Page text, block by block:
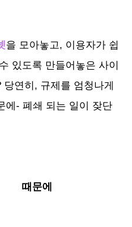
을 모아놓고, 이용자가 쉽
있도록 만들어놓은 사이
당연히, 규제를 엄청나게
에- 폐쇄 되는 일이 잦단
때문에